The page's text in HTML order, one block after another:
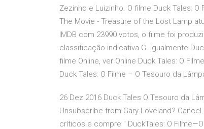
Zezinho e Luizinho. O filme Duck Tales:
The Movie - Treasure of the Lost Lamp
IMDB com 23990 votos, o filme foi
classificação indicativa G. igualmente
filme Online, ver Online Duck Tales: O
Duck Tales: O Filme – O Tesouro da
26 Dez 2016 Duck Tales O Tesouro da
Unsubscribe from Gary Loveland?
críticos e compre " DuckTales: O